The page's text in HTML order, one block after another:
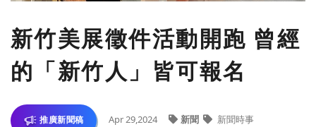
新竹美展徵件活動開跑 曾經
的「新竹人」皆可報名
推廣新聞稿 Apr 29,2024 新聞 新聞時事